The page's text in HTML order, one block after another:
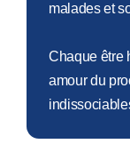
malades et
Chaque être
amour du